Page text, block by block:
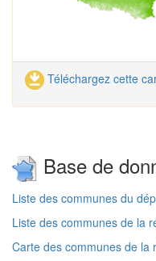
Téléchargez cette
Base de
Liste des communes du
Liste des communes de la
Carte des communes de la